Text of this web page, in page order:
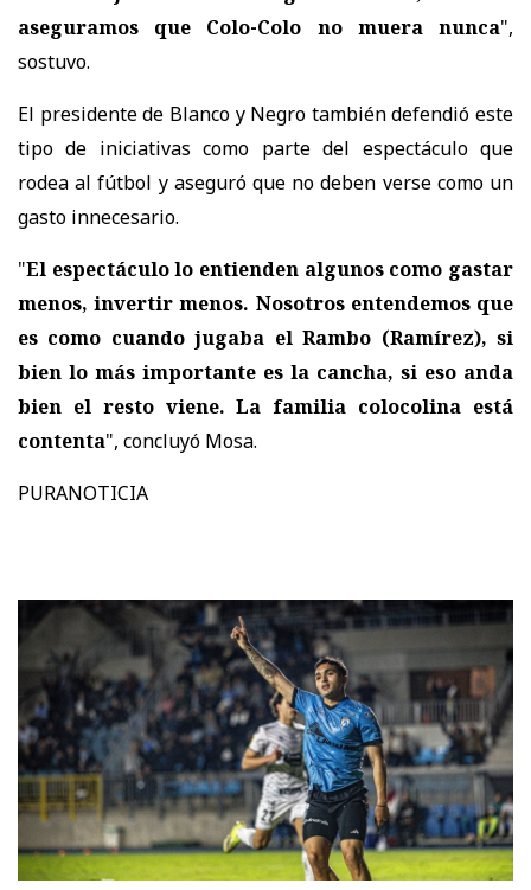
aseguramos que Colo-Colo no muera nunca",
sostuvo.
El presidente de Blanco y Negro también defendió este
tipo de iniciativas como parte del espectáculo que
rodea al fútbol y aseguró que no deben verse como un
gasto innecesario.
"El espectáculo lo entienden algunos como gastar
menos, invertir menos. Nosotros entendemos que
es como cuando jugaba el Rambo (Ramírez), si
bien lo más importante es la cancha, si eso anda
bien el resto viene. La familia colocolina está
contenta", concluyó Mosa.
PURANOTICIA